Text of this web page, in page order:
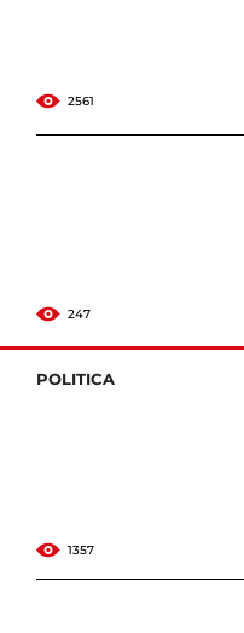
2561
247
POLITICA
1357